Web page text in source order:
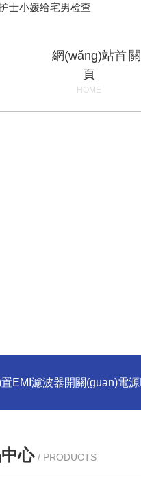
士小媛给宅男检查
網(wǎng)站首
頁
HOME
EMI濾波器開關(guān)電
心 / PRODUCTS